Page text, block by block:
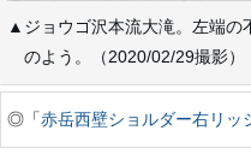
▲ジョウゴ沢本流大滝。左端の
のよう。（2020/02/29撮影）
◎「赤岳西壁ショルダー右リッ